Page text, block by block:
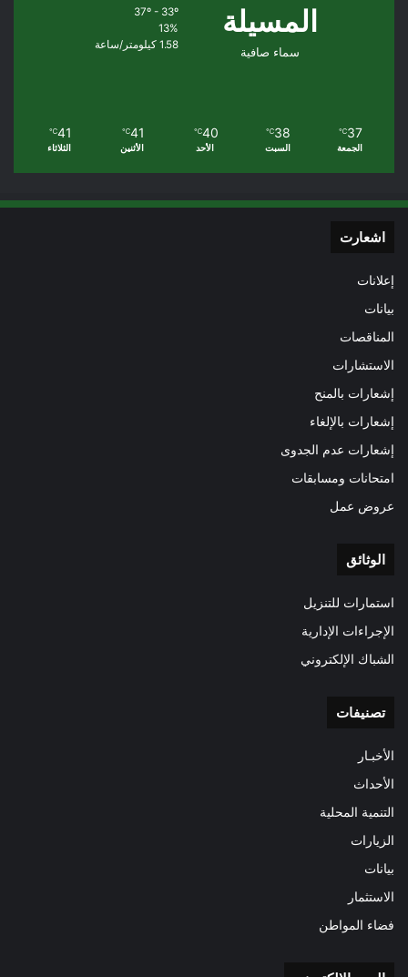
المسيلة
سماء صافية
37º - 33º
13%
1.58 كيلومتر/ساعة
37
℃
الجمعة
38
℃
السبت
40
℃
الأحد
41
℃
الأثنين
41
℃
الثلاثاء
اشعارت
إعلانات
بيانات
المناقصات
الاستشارات
إشعارات بالمنح
إشعارات بالإلغاء
إشعارات عدم الجدوى
امتحانات ومسابقات
عروض عمل
الوثائق
استمارات للتنزيل
الإجراءات الإدارية
الشباك الإلكتروني
تصنيفات
الأخبـار
الأحداث
التنمية المحلية
الزيارات
بيانات
الاستثمار
فضاء المواطن